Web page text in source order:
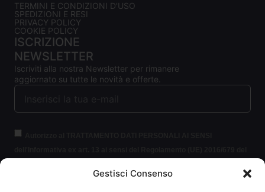
Gestisci Consenso
TERMINI E CONDIZIONI D'USO
SPEDIZIONI E RESI
PRIVACY POLICY
COOKIE POLICY
ISCRIZIONE
NEWSLETTER
Iscriviti alla nostra Newsletter per rimanere
aggiornato su tutte le novità e offerte.
protezione delle persone fisiche con riguardo al trattamento dei dati